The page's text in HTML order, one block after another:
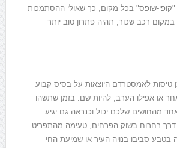
"קופי-שופס" בכל מקום, כך שאולי ההסתמכות
רכב שכור, תהיה פתרון טוב יותר
טיסות לאמסטרדם היוצאות על בסיס קבוע
או אפילו הערב, להיות שם. בזמן שתשהו
מהחושים שלכם יכול וכנראה גם יגיע
רחרוח בשוק הפרחים, טעימה מהתפריט
בטבע סביבו בנויה העיר או שמיעת החי